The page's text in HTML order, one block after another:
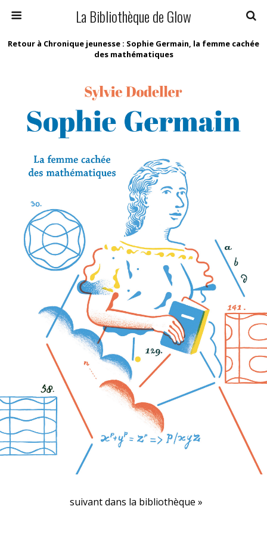
La Bibliothèque de Glow
Retour à Chronique jeunesse : Sophie Germain, la femme cachée
des mathématiques
suivant dans la bibliothèque »